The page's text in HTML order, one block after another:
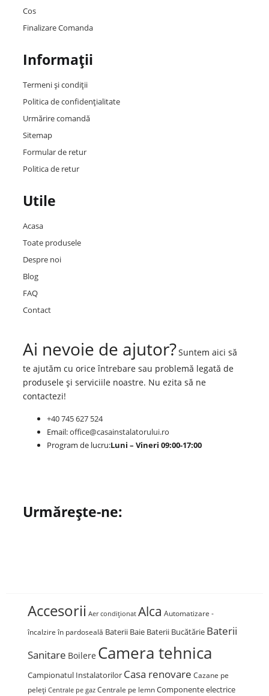
Cos
Finalizare Comanda
Informații
Termeni și condiții
Politica de confidențialitate
Urmărire comandă
Sitemap
Formular de retur
Politica de retur
Utile
Acasa
Toate produsele
Despre noi
Blog
FAQ
Contact
Ai nevoie de ajutor?Suntem aici să
te ajutăm cu orice întrebare sau problemă legată de
produsele și serviciile noastre. Nu ezita să ne
contactezi!
+40 745 627 524
Email:office@casainstalatorului.ro
Program de lucru:Luni – Vineri 09:00-17:00
Urmărește-ne:
Accesorii Aer condiționat Alca Automatizare -
încalzire în pardoseală Baterii Baie Baterii Bucătărie Baterii
Sanitare Boilere Camera tehnica
Campionatul Instalatorilor Casa renovare Cazane pe
peleți Centrale pe gaz Centrale pe lemn Componente electrice